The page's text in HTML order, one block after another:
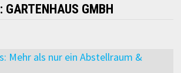
GARTENHAUS GMBH